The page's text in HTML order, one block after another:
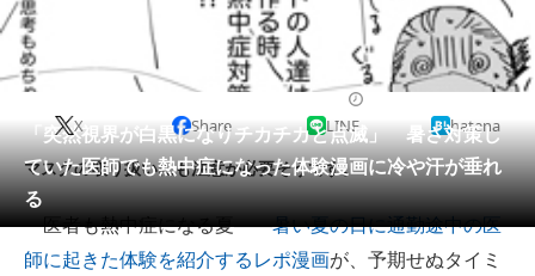
住まい 教育・育児
動物 リサーチ
会員記事
メディア
注目記事を集めた総合ページ
「突然視界が白黒になりチカチカと点滅」 暑さ対策し
ていた医師でも熱中症になった体験漫画に冷や汗が垂れ
る
X Share LINE hatena
マスクの取り扱いにも注意が必要そうです。
医者も熱中症になる夏――暑い夏の日に通勤途中の医
師に起きた体験を紹介するレポ漫画が、予期せぬタイミ